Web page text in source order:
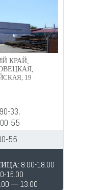
КРАЙ,
19
33,
55
55
8.00-18.00
15.00
— 13.00